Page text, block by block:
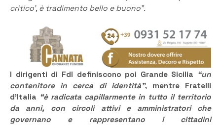
critico’, è tradimento bello e buono”.
I dirigenti di FdI definiscono poi Grande Sicilia “un
contenitore in cerca di identità”, mentre Fratelli
d’Italia “è radicata capillarmente in tutto il territorio
da anni, con circoli attivi e amministratori che
governano e rappresentano i cittadini